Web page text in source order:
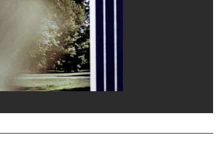
de la documentation photographique du MNAM/Dist. GrandPalaisRmn